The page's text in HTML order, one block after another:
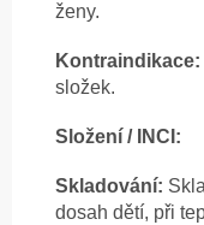
ženy.
Kontraindikace:
složek.
Složení / INCI:
Skladování:
dosah dětí, při